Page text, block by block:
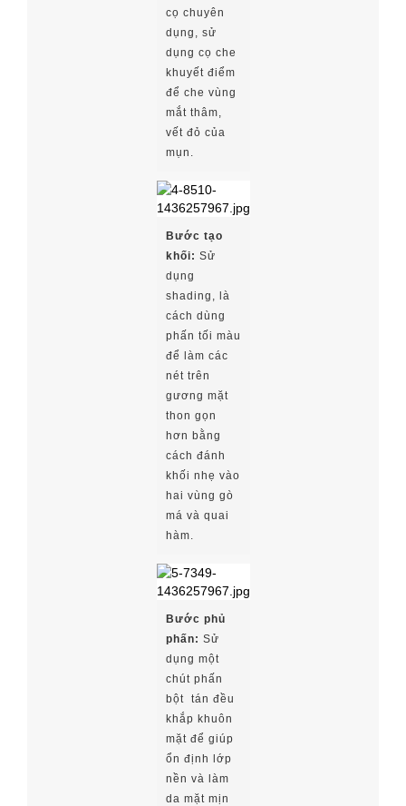
cọ chuyên
dụng, sử
dụng cọ che
khuyết điểm
để che vùng
mắt thâm,
vết đỏ của
mụn.
Bước tạo
khối: Sử
dụng
shading, là
cách dùng
phấn tối màu
để làm các
nét trên
gương mặt
thon gọn
hơn bằng
cách đánh
khối nhẹ vào
hai vùng gò
má và quai
hàm.
Bước phủ
phấn: Sử
dụng một
chút phấn
bột tán đều
khắp khuôn
mặt để giúp
ổn định lớp
nền và làm
da mặt mịn